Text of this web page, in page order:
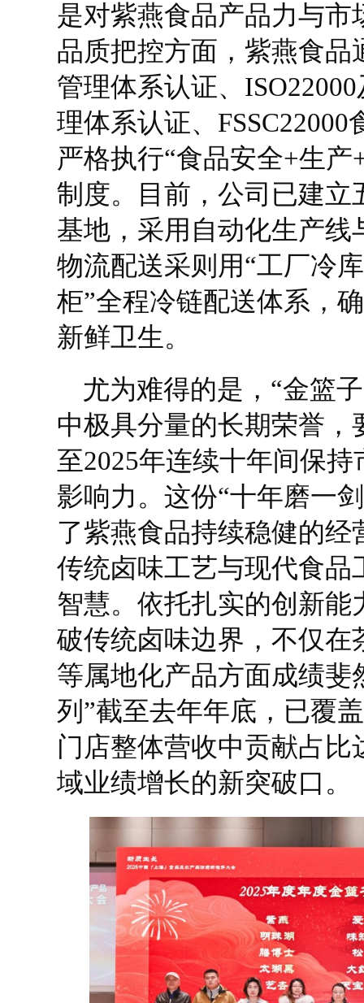
是对紫燕食品产品力与市
品质把控方面，紫燕食品
管理体系认证、
理体系认证、
严格执行“食品安全+生
制度。目前，公司已建立
基地，采用自动化生产线
物流配送采则用“工厂冷
柜”全程冷链配送体系，
新鲜卫生。
尤为难得的是，“金篮
中极具分量的长期荣誉，
至2025年连续十年间保
影响力。这份“十年磨一
了紫燕食品持续稳健的经
传统卤味工艺与现代食品
智慧。依托扎实的创新能
破传统卤味边界，不仅在
等属地化产品方面成绩斐
列”截至去年年底，已覆
门店整体营收中贡献占比
域业绩增长的新突破口。